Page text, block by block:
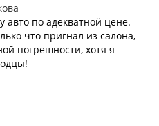
по адекватной цене.
что пригнал из салона,
погрешности, хотя я